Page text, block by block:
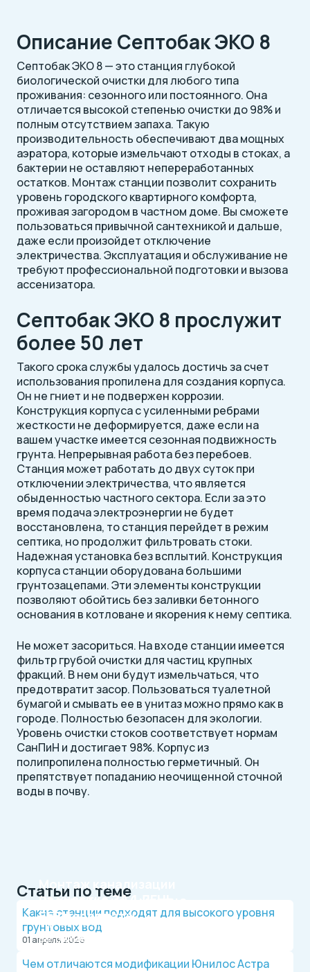
Описание Септобак ЭКО 8
Септобак ЭКО 8 — это станция глубокой
биологической очистки для любого типа
проживания: сезонного или постоянного. Она
отличается высокой степенью очистки до 98% и
полным отсутствием запаха. Такую
производительность обеспечивают два мощных
аэратора, которые измельчают отходы в стоках, а
бактерии не оставляют непереработанных
остатков. Монтаж станции позволит сохранить
уровень городского квартирного комфорта,
проживая загородом в частном доме. Вы сможете
пользоваться привычной сантехникой и дальше,
даже если произойдет отключение
электричества. Эксплуатация и обслуживание не
требуют профессиональной подготовки и вызова
ассенизатора.
Септобак ЭКО 8 прослужит
более 50 лет
Такого срока службы удалось достичь за счет
использования пропилена для создания корпуса.
Он не гниет и не подвержен коррозии.
Конструкция корпуса с усиленными ребрами
жесткости не деформируется, даже если на
вашем участке имеется сезонная подвижность
грунта. Непрерывная работа без перебоев.
Станция может работать до двух суток при
отключении электричества, что является
обыденностью частного сектора. Если за это
время подача электроэнергии не будет
восстановлена, то станция перейдет в режим
септика, но продолжит фильтровать стоки.
Надежная установка без всплытий. Конструкция
корпуса станции оборудована большими
грунтозацепами. Эти элементы конструкции
позволяют обойтись без заливки бетонного
основания в котловане и якорения к нему септика.
Не может засориться. На входе станции имеется
фильтр грубой очистки для частиц крупных
фракций. В нем они будут измельчаться, что
предотвратит засор. Пользоваться туалетной
бумагой и смывать ее в унитаз можно прямо как в
городе. Полностью безопасен для экологии.
Уровень очистки стоков соответствует нормам
СанПиН и достигает 98%. Корпус из
полипропилена полностью герметичный. Он
препятствует попаданию неочищенной сточной
воды в почву.
Монтаж канализации
на участкеЗА 1 ДЕНЬ
Официальный дилер, работаем по договору.
Оплата после монтажа.
Рассрочка на 4 месяца
БЕЗ переплаты
Выгодные условия на монтаж канализации и
Статьи по теме
Какие станции подходят для высокого уровня
грунтовых вод
01 апреля 2026
Чем отличаются модификации Юнилос Астра